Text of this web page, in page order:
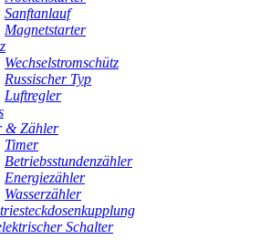
Sanftanlauf
Magnetstarter
Wechselstromschütz
Russischer Typ
Luftregler
& Zähler
Timer
Betriebsstundenzähler
Energiezähler
Wasserzähler
Schalter